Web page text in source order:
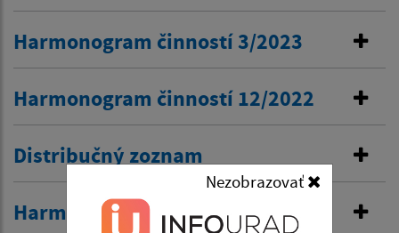
Nezobrazovať
Harmonogram činností 3/2023
Harmonogram činností 12/2022
Distribučný zoznam
Harmonogram činnosti 11/2022